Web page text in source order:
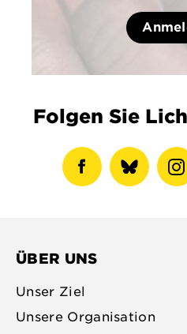
Folgen Sie
Facebook-
show
ÜBER UNS
Unser Ziel
Unsere Organisation